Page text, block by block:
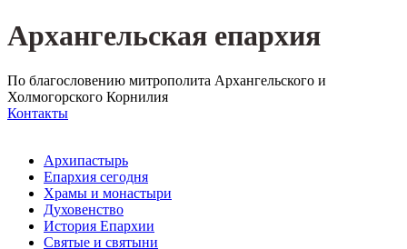
Архангельская епархия
По благословению митрополита Архангельского и
Холмогорского Корнилия
Контакты
Архипастырь
Епархия сегодня
Храмы и монастыри
Духовенство
История Епархии
Святые и святыни